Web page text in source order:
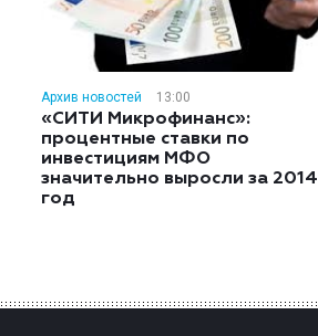
Архив новостей 13:00
«СИТИ Микрофинанс»:
процентные ставки по
инвестициям МФО
значительно выросли за 2014
год